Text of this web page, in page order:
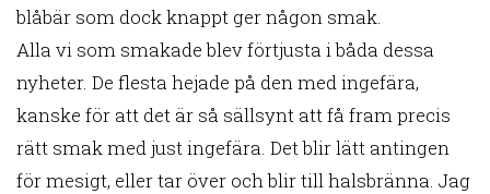
blåbär som dock knappt ger någon smak.
Alla vi som smakade blev förtjusta i båda dessa
nyheter. De flesta hejade på den med ingefära,
kanske för att det är så sällsynt att få fram precis
rätt smak med just ingefära. Det blir lätt antingen
för mesigt, eller tar över och blir till halsbränna. Jag